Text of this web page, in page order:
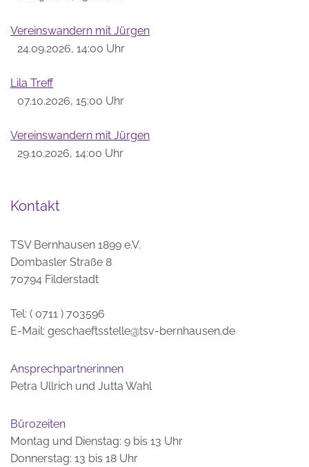
Vereinswandern mit Jürgen
24.09.2026, 14:00 Uhr
Lila Treff
07.10.2026, 15:00 Uhr
Vereinswandern mit Jürgen
29.10.2026, 14:00 Uhr
Kontakt
TSV Bernhausen 1899 e.V.
Dombasler Straße 8
70794 Filderstadt
Tel: ( 0711 ) 703596
E-Mail: geschaeftsstelle@tsv-bernhausen.de
Ansprechpartnerinnen
Petra Ullrich und Jutta Wahl
Bürozeiten
Montag und Dienstag: 9 bis 13 Uhr
Donnerstag: 13 bis 18 Uhr